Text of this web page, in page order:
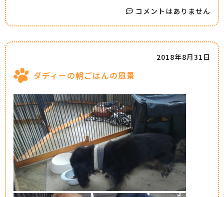
コメントはありません
ダディーの朝ごはんの風景
2018年8月31日